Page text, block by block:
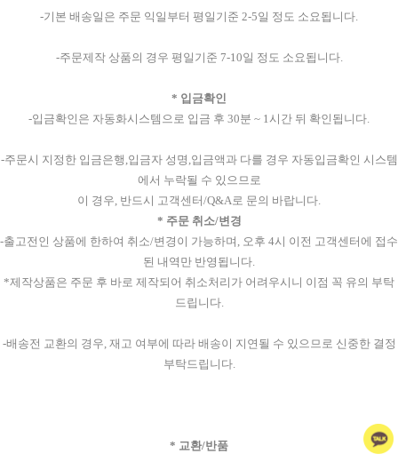
-기본 배송일은 주문 익일부터 평일기준 2-5일 정도 소요됩니다.
-주문제작 상품의 경우 평일기준 7-10일 정도 소요됩니다.
* 입금확인
-입금확인은 자동화시스템으로 입금 후 30분 ~ 1시간 뒤 확인됩니다.
-주문시 지정한 입금은행,입금자 성명,입금액과 다를 경우 자동입금확인 시스템
에서 누락될 수 있으므로
이 경우, 반드시 고객센터/Q&A로 문의 바랍니다.
* 주문 취소/변경
-출고전인 상품에 한하여 취소/변경이 가능하며, 오후 4시 이전 고객센터에 접수
된 내역만 반영됩니다.
*제작상품은 주문 후 바로 제작되어 취소처리가 어려우시니 이점 꼭 유의 부탁
드립니다.
-배송전 교환의 경우, 재고 여부에 따라 배송이 지연될 수 있으므로 신중한 결정
부탁드립니다.
* 교환/반품